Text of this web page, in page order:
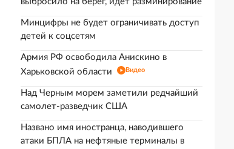
Минцифры не будет ограничивать доступ
детей к соцсетям
Армия РФ освободила Анискино в
Харьковской области
Видео
Над Черным морем заметили редчайший
самолет-разведчик США
Названо имя иностранца, наводившего
атаки БПЛА на нефтяные терминалы в